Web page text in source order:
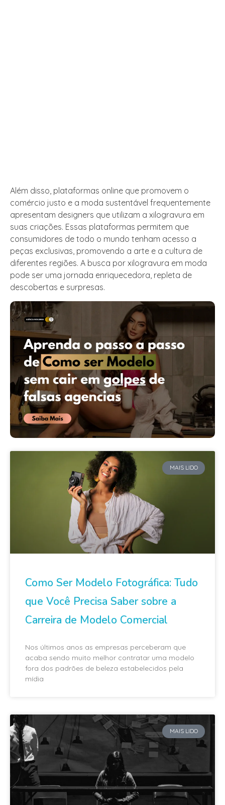
Além disso, plataformas online que promovem o
comércio justo e a moda sustentável frequentemente
apresentam designers que utilizam a xilogravura em
suas criações. Essas plataformas permitem que
consumidores de todo o mundo tenham acesso a
peças exclusivas, promovendo a arte e a cultura de
diferentes regiões. A busca por xilogravura em moda
pode ser uma jornada enriquecedora, repleta de
descobertas e surpresas.
MAIS LIDO
Como Ser Modelo Fotográfica: Tudo
que Você Precisa Saber sobre a
Carreira de Modelo Comercial
Nos últimos anos as empresas perceberam que
acaba sendo muito melhor contratar uma modelo
fora dos padrões de beleza estabelecidos pela
mídia
MAIS LIDO